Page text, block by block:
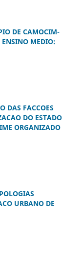
DE CAMOCIM-
ENSINO MEDIO:
DAS FACCOES
DO ESTADO
ORGANIZADO
URBANO DE